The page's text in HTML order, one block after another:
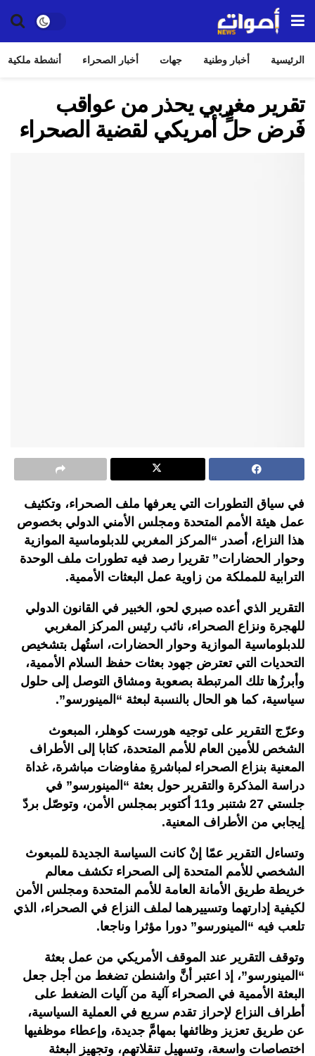
الرئيسية أخبار وطنية جهات أخبار الصحراء أنشطة ملكية
تقرير مغربي يحذر من عواقب
فَرض حلٍّ أمريكي لقضية الصحراء
في سياق التطورات التي يعرفها ملف الصحراء، وتكثيف
عمل هيئة الأمم المتحدة ومجلس الأمني الدولي بخصوص
هذا النزاع، أصدر “المركز المغربي للدبلوماسية الموازية
وحوار الحضارات” تقريرا رصد فيه تطورات ملف الوحدة
الترابية للمملكة من زاوية عمل البعثات الأممية.
التقرير الذي أعده صبري لحو، الخبير في القانون الدولي
للهجرة ونزاع الصحراء، نائب رئيس المركز المغربي
للدبلوماسية الموازية وحوار الحضارات، استُهل بتشخيص
التحديات التي تعترض جهود بعثات حفظ السلام الأممية،
وأبرزُها تلك المرتبطة بصعوبة ومشاق التوصل إلى حلول
سياسية، كما هو الحال بالنسبة لبعثة “المينورسو”.
وعرّج التقرير على توجيه هورست كوهلر، المبعوث
الشخص للأمين العام للأمم المتحدة، كتابا إلى الأطراف
المعنية بنزاع الصحراء لمباشرةِ مفاوضات مباشرة، غداة
دراسة المذكرة والتقرير حول بعثة “المينورسو” في
جلستي 27 شتنبر و11 أكتوبر بمجلس الأمن، وتوصّل بردّ
إيجابي من الأطراف المعنية.
وتساءل التقرير عمّا إنْ كانت السياسة الجديدة للمبعوث
الشخصي للأمم المتحدة إلى الصحراء تكشف معالم
خريطة طريق الأمانة العامة للأمم المتحدة ومجلس الأمن
لكيفية إدارتهما وتسييرهما لملف النزاع في الصحراء، الذي
تلعب فيه “المينورسو” دورا مؤثرا وناجعا.
وتوقف التقرير عند الموقف الأمريكي من عمل بعثة
“المينورسو”، إذ اعتبر أنَّ واشنطن تضغط من أجل جعل
البعثة الأممية في الصحراء آلية من آليات الضغط على
أطراف النزاع لإحراز تقدم سريع في العملية السياسية،
عن طريق تعزيز وظائفها بمهامَّ جديدة، وإعطاء موظفيها
اختصاصات واسعة، وتسهيل تنقلاتهم، وتجهيز البعثة